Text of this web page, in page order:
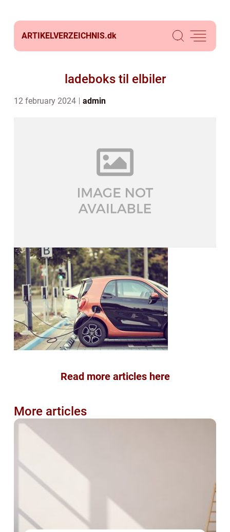
ARTIKELVERZEICHNIS.dk
ladeboks til elbiler
12 february 2024 admin
Read more articles here
More articles